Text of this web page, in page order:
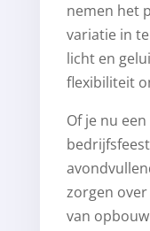
nemen het
variatie in
licht en
flexibiliteit
Of je nu
zorgen over
van